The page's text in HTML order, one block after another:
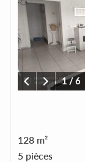
1/6
128 m²
5 pièces